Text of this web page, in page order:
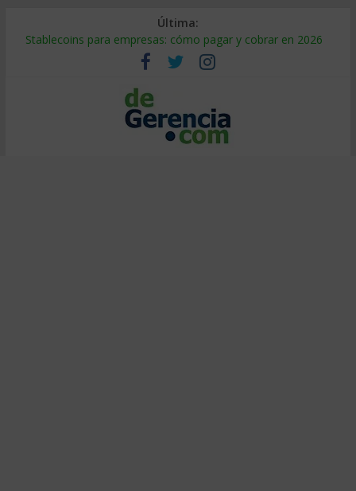
Última:
Stablecoins para empresas: cómo pagar y cobrar en 2026
Despido silencioso: qué es y por qué sale tan caro
IA en selección de personal: cómo auditarla a tiempo
Trabajo forzoso en la cadena de suministro: qué hacer
Mercado hispano de EE. UU.: cómo segmentarlo y venderle